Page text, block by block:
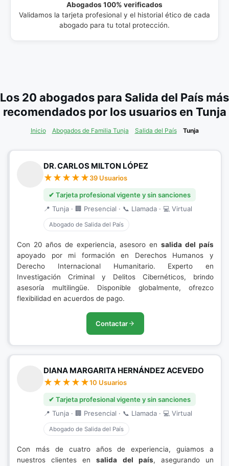
Abogados 100% verificados
Validamos la tarjeta profesional y el historial ético de cada
abogado para tu total protección.
Los 20 abogados para Salida del País más
recomendados por los usuarios en Tunja
Inicio Abogados de Familia Tunja Salida del País Tunja
DR. CARLOS MILTON LÓPEZ
39 Usuarios
✔ Tarjeta profesional vigente y sin sanciones
📍 Tunja · 🏢 Presencial · 📞 Llamada · 💻 Virtual
Abogado de Salida del País
Con 20 años de experiencia, asesoro ensalida del país
apoyado por mi formación en Derechos Humanos y
Derecho Internacional Humanitario. Experto en
Investigación Criminal y Delitos Cibernéticos, brindo
asesoría multilingüe. Disponible globalmente, ofrezco
flexibilidad en acuerdos de pago.
Contactar
DIANA MARGARITA HERNÁNDEZ ACEVEDO
10 Usuarios
✔ Tarjeta profesional vigente y sin sanciones
📍 Tunja · 🏢 Presencial · 📞 Llamada · 💻 Virtual
Abogado de Salida del País
Con más de cuatro años de experiencia, guiamos a
nuestros clientes ensalida del país, asegurando un